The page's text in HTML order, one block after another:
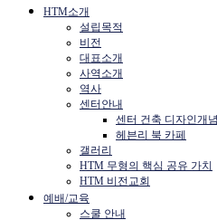
HTM소개
설립목적
비전
대표소개
사역소개
역사
센터안내
센터 건축 디자인개념
헤븐리 북 카페
갤러리
HTM 무형의 핵심 공유 가치
HTM 비전교회
예배/교육
스쿨 안내